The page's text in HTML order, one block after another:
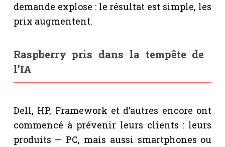
demande explose : le résultat est simple, les
prix augmentent.
Raspberry pris dans la tempête de
l’IA
Dell, HP, Framework et d’autres encore ont
commencé à prévenir leurs clients : leurs
produits — PC, mais aussi smartphones ou